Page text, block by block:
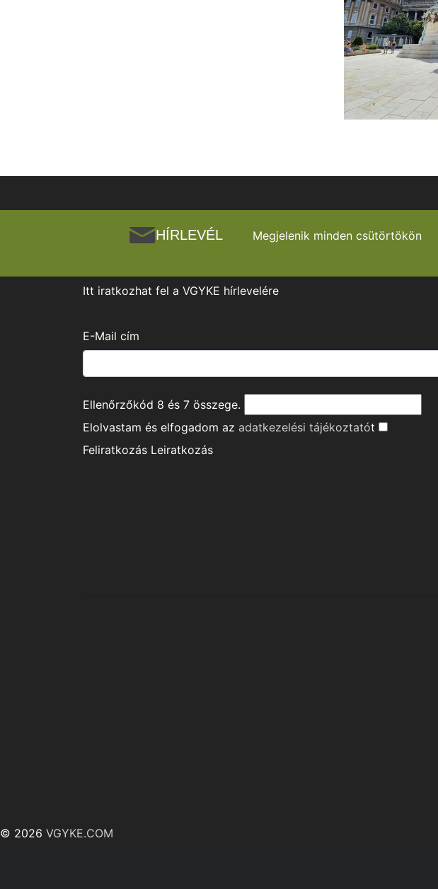
HÍRLEVÉL Megjelenik minden csütörtökön
Itt iratkozhat fel a VGYKE hírlevelére
E-Mail cím
Ellenőrzőkód 8 és 7 összege.
Elolvastam és elfogadom az adatkezelési tájékoztatót
Feliratkozás Leiratkozás
© 2026 VGYKE.COM